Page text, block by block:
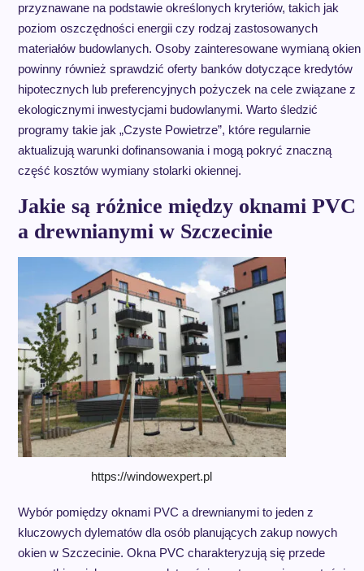
przyznawane na podstawie określonych kryteriów, takich jak
poziom oszczędności energii czy rodzaj zastosowanych
materiałów budowlanych. Osoby zainteresowane wymianą okien
powinny również sprawdzić oferty banków dotyczące kredytów
hipotecznych lub preferencyjnych pożyczek na cele związane z
ekologicznymi inwestycjami budowlanymi. Warto śledzić
programy takie jak „Czyste Powietrze”, które regularnie
aktualizują warunki dofinansowania i mogą pokryć znaczną
część kosztów wymiany stolarki okiennej.
Jakie są różnice między oknami PVC
a drewnianymi w Szczecinie
https://windowexpert.pl
Wybór pomiędzy oknami PVC a drewnianymi to jeden z
kluczowych dylematów dla osób planujących zakup nowych
okien w Szczecinie. Okna PVC charakteryzują się przede